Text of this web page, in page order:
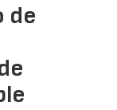
de